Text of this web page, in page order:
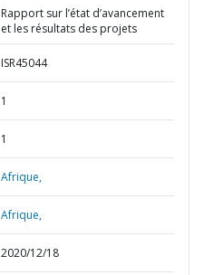
Rapport sur l’état d’avancement
et les résultats des projets
ISR45044
1
1
Afrique,
Afrique,
2020/12/18